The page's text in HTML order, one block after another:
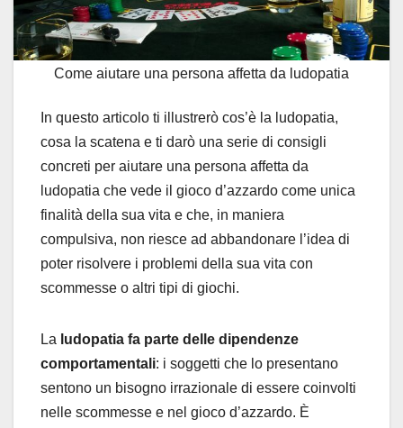
Come aiutare una persona affetta da ludopatia
In questo articolo ti illustrerò cos’è la ludopatia,
cosa la scatena e ti darò una serie di consigli
concreti per aiutare una persona affetta da
ludopatia che vede il gioco d’azzardo come unica
finalità della sua vita e che, in maniera
compulsiva, non riesce ad abbandonare l’idea di
poter risolvere i problemi della sua vita con
scommesse o altri tipi di giochi.
La ludopatia fa parte delle dipendenze
comportamentali: i soggetti che lo presentano
sentono un bisogno irrazionale di essere coinvolti
nelle scommesse e nel gioco d’azzardo. È